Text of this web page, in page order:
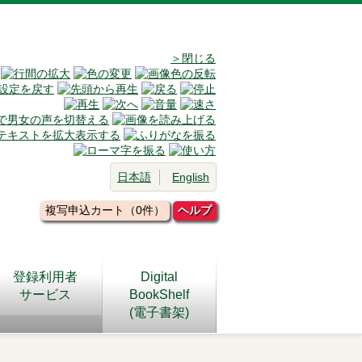
＞閉じる
日本語 English
複写申込カート（0件） ヘルプ
登録利用者
サービス
Digital
BookShelf
(電子書架)